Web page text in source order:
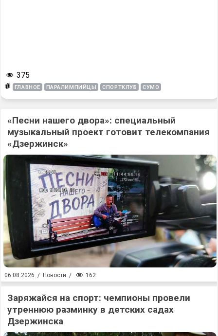
375
# ГЛАВНОЕ ПАРАЛИМПИЙЦЫ СПОРТКЛУБ СУМО
«Песни нашего двора»: специальный
музыкальный проект готовит телекомпания
«Дзержинск»
06.08.2026 / Новости / 162
Заряжайся на спорт: чемпионы провели
утреннюю разминку в детских садах
Дзержинска